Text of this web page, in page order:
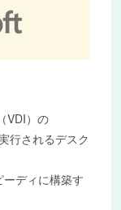
VDI）の
行されるデスク
ディに構築す